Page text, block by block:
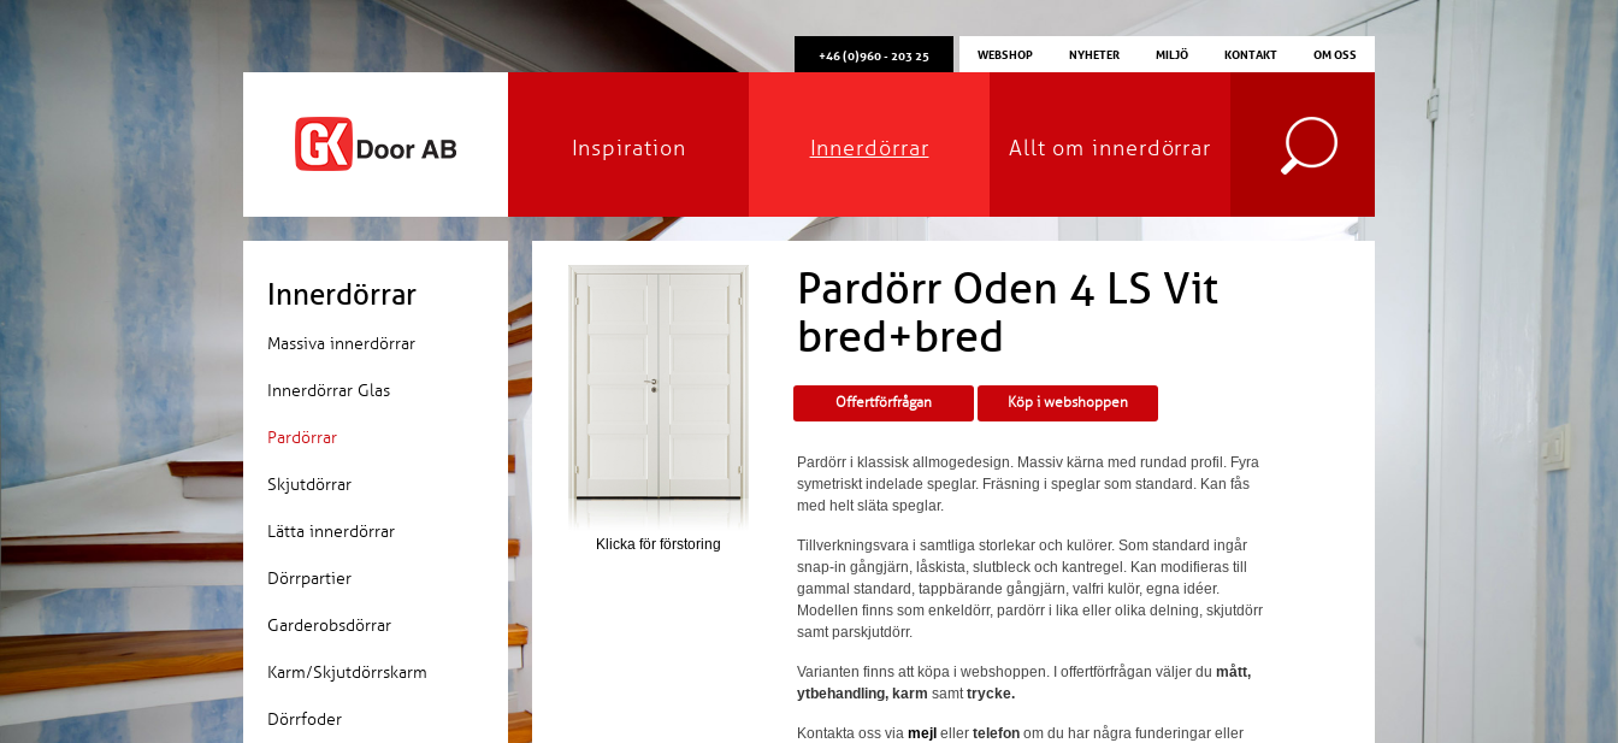
+46 (0)960 - 203 25 WEBSHOP NYHETER MILJÖ KONTAKT OM OSS
Inspiration Innerdörrar Allt om innerdörrar
Innerdörrar
Massiva innerdörrar
Innerdörrar Glas
Pardörrar
Skjutdörrar
Lätta innerdörrar
Dörrpartier
Garderobsdörrar
Karm/Skjutdörrskarm
Dörrfoder
Klicka för förstoring
Pardörr Oden 4 LS Vit
bred+bred
Offertförfrågan Köp i webshoppen
Pardörr i klassisk allmogedesign. Massiv kärna med rundad profil. Fyra
symetriskt indelade speglar. Fräsning i speglar som standard. Kan fås
med helt släta speglar.
Tillverkningsvara i samtliga storlekar och kulörer. Som standard ingår
snap-in gångjärn, låskista, slutbleck och kantregel. Kan modifieras till
gammal standard, tappbärande gångjärn, valfri kulör, egna idéer.
Modellen finns som enkeldörr, pardörr i lika eller olika delning, skjutdörr
samt parskjutdörr.
Varianten finns att köpa i webshoppen. I offertförfrågan väljer du mått,
ytbehandling, karm samttrycke.
Kontakta oss via mejl eller telefon om du har några funderingar eller